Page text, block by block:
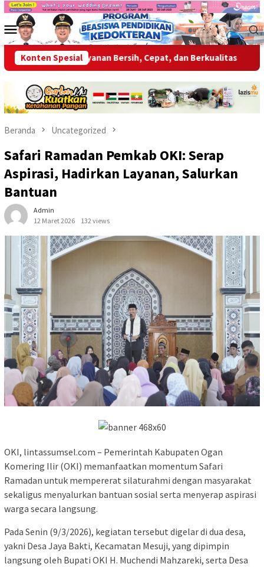
Loncat
kontenMenu
Mobile
Konten Spesial
Layanan Bersih, Cepat, dan Berkualitas Wabup
Beranda Uncategorized
Safari Ramadan Pemkab OKI: Serap
Aspirasi, Hadirkan Layanan, Salurkan
Bantuan
Admin
12 Maret 2026
132 views
OKI, lintassumsel.com – Pemerintah Kabupaten Ogan
Komering Ilir (OKI) memanfaatkan momentum Safari
Ramadan untuk mempererat silaturahmi dengan masyarakat
sekaligus menyalurkan bantuan sosial serta menyerap aspirasi
warga secara langsung.
Pada Senin (9/3/2026), kegiatan tersebut digelar di dua desa,
yakni Desa Jaya Bakti, Kecamatan Mesuji, yang dipimpin
langsung oleh Bupati OKI H. Muchendi Mahzareki, serta Desa